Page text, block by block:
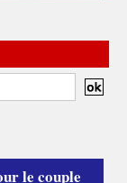
le couple